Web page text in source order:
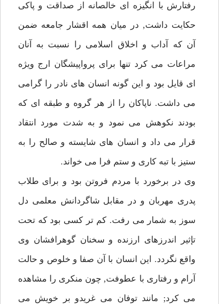
رفتارش با انگيزه اى خالصانه از صداقت و پاكى
حكايت داشت, در ميان همه اقشار جامعه ضمن
آن كه آداب و اخلاق اسلامى را نسبت به آنان
مراعات مى كرد تنها براى پرواپيشگان ارج ويژه
اى قايل بود و اين گونه انسان هاى نادر را گرامى
مى داشت. ناپاكان را از هر گروه و طبقه اى كه
بودند نكوهش مى نمود و به شدت مورد انتقاد
قرار مى داد و انسان هاى شايسته و صالح را به
ستيز با تبه كارى و ستم فرا مى خواند.
وى در برخورد با مردم فروتن بود و براى طلاب
پدرى مهربان و در مقابل شاگردانش معلمى دل
سوز به شمار مى رفت. كم تر كسى بود كه تحت
تإثير اندرزهاى ارزنده و سخنان گوهرافشان وى
واقع نگردد. اين انسان با آن صفا و خلوص و حالت
آرام و رفتارى با عطوفت, چون منكرى را مشاهده
مى كرد; مانند توفان مى غريدو بر خويش مى